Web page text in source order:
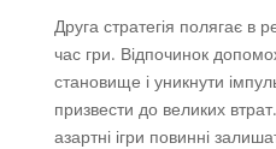
Друга стратегія полягає в
час гри. Відпочинок
становище і уникнути
призвести до великих
азартні ігри повинні